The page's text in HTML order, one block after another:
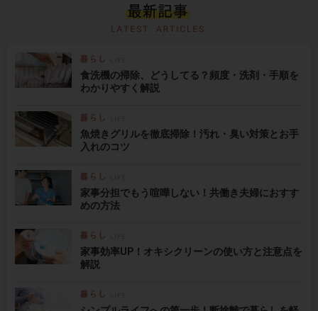
食洗機の掃除、どうしてる？頻度・洗剤・手順を
わかりやすく解説
魚焼きグリルを徹底掃除！汚れ・臭い対策とお手
入れのコツ
家事分担でもう喧嘩しない！共働き夫婦におすす
めの方法
家事効率UP！オキシクリーンの使い方と注意点を
解説